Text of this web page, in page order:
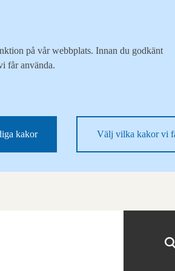
på vår webbplats. Innan du godkänt
får använda.
kakor Välj vilka kakor vi